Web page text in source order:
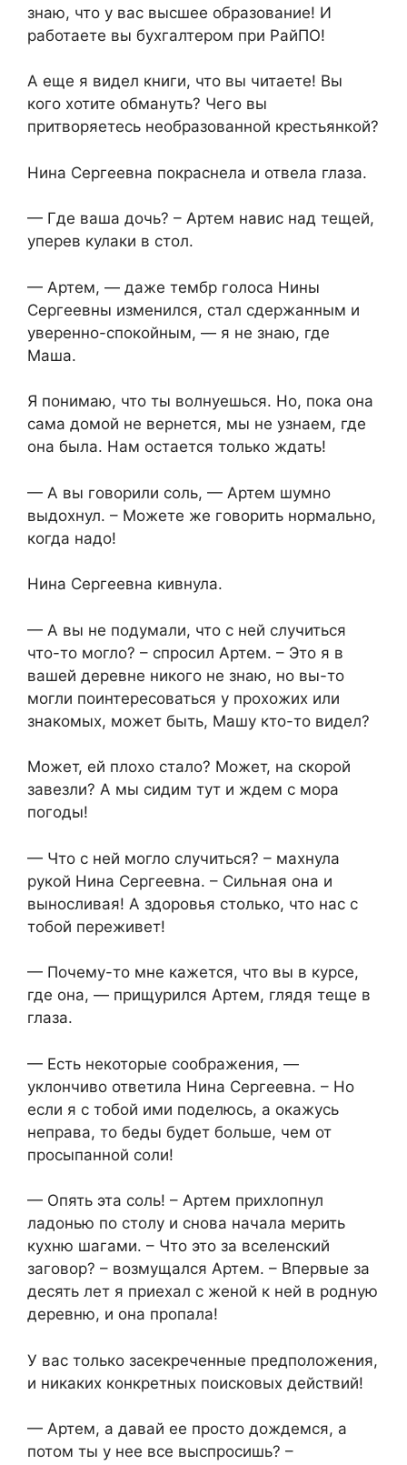
знаю, что у вас высшее образование! И
работаете вы бухгалтером при РайПО!
А еще я видел книги, что вы читаете! Вы
кого хотите обмануть? Чего вы
притворяетесь необразованной крестьянкой?
Нина Сергеевна покраснела и отвела глаза.
— Где ваша дочь? – Артем навис над тещей,
уперев кулаки в стол.
— Артем, — даже тембр голоса Нины
Сергеевны изменился, стал сдержанным и
уверенно-спокойным, — я не знаю, где
Маша.
Я понимаю, что ты волнуешься. Но, пока она
сама домой не вернется, мы не узнаем, где
она была. Нам остается только ждать!
— А вы говорили соль, — Артем шумно
выдохнул. – Можете же говорить нормально,
когда надо!
Нина Сергеевна кивнула.
— А вы не подумали, что с ней случиться
что-то могло? – спросил Артем. – Это я в
вашей деревне никого не знаю, но вы-то
могли поинтересоваться у прохожих или
знакомых, может быть, Машу кто-то видел?
Может, ей плохо стало? Может, на скорой
завезли? А мы сидим тут и ждем с мора
погоды!
— Что с ней могло случиться? – махнула
рукой Нина Сергеевна. – Сильная она и
выносливая! А здоровья столько, что нас с
тобой переживет!
— Почему-то мне кажется, что вы в курсе,
где она, — прищурился Артем, глядя теще в
глаза.
— Есть некоторые соображения, —
уклончиво ответила Нина Сергеевна. – Но
если я с тобой ими поделюсь, а окажусь
неправа, то беды будет больше, чем от
просыпанной соли!
— Опять эта соль! – Артем прихлопнул
ладонью по столу и снова начала мерить
кухню шагами. – Что это за вселенский
заговор? – возмущался Артем. – Впервые за
десять лет я приехал с женой к ней в родную
деревню, и она пропала!
У вас только засекреченные предположения,
и никаких конкретных поисковых действий!
— Артем, а давай ее просто дождемся, а
потом ты у нее все выспросишь? –